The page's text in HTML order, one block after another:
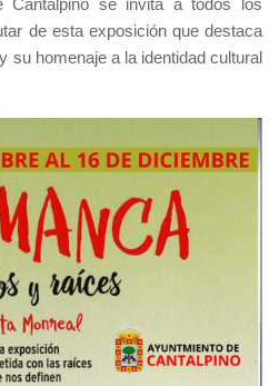
Cantalpino se invita a todos los
de esta exposición que destaca
su homenaje a la identidad cultural